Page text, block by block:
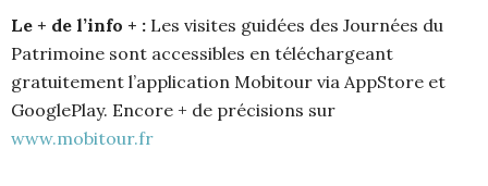
Le + de l’info + : Les visites guidées des Journées du
Patrimoine sont accessibles en téléchargeant
gratuitement l’application Mobitour via AppStore et
GooglePlay. Encore + de précisions sur
www.mobitour.fr